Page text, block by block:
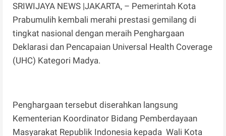
SRIWIJAYA NEWS |JAKARTA, – Pemerintah Kota
Prabumulih kembali merahi prestasi gemilang di
tingkat nasional dengan meraih Penghargaan
Deklarasi dan Pencapaian Universal Health Coverage
(UHC) Kategori Madya.
Penghargaan tersebut diserahkan langsung
Kementerian Koordinator Bidang Pemberdayaan
Masyarakat Republik Indonesia kepada Wali Kota